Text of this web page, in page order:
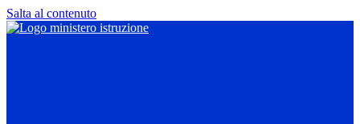
Salta al contenuto